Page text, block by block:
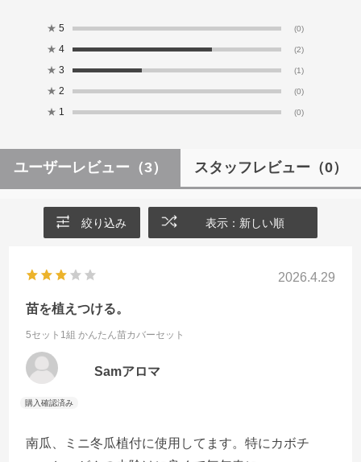
★ 5 (0)
★ 4 (2)
★ 3 (1)
★ 2 (0)
★ 1 (0)
ユーザーレビュー （3） スタッフレビュー （0）
絞り込み 表示：新しい順
2026.4.29
苗を植えつける。
5セット1組 かんたん苗カバーセット
Samアロマ
南瓜、ミニ冬瓜植付に使用してます。特にカボチ